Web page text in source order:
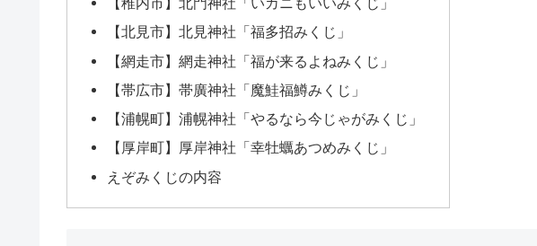
【北見市】北見神社「福多招みくじ」
【網走市】網走神社「福が来るよねみくじ」
【帯広市】帯廣神社「魔鮭福鱒みくじ」
【浦幌町】浦幌神社「やるなら今じゃがみくじ」
【厚岸町】厚岸神社「幸牡蠣あつめみくじ」
えぞみくじの内容